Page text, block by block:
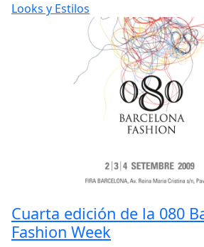
Looks y Estilos
Cuarta edición de la 080
Fashion Week